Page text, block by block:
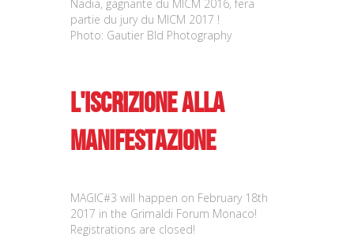
Nadia, gagnante du MICM 2016, fera
partie du jury du MICM 2017 !
Photo: Gautier Bld Photography
L'iscrizione alla
manifestazione
MAGIC#3 will happen on February 18th
2017 in the Grimaldi Forum Monaco!
Registrations are closed!